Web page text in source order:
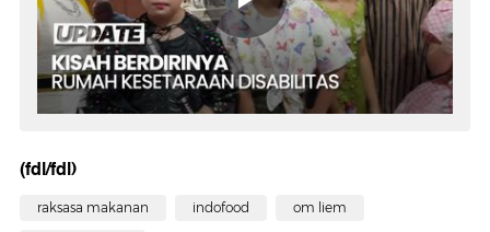
(fdl/fdl)
raksasa makanan indofood om liem